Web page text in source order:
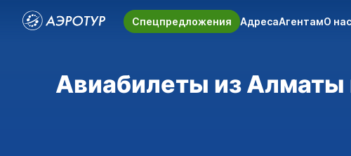
Спецпредложения АдресаАгентамО нас
Авиабилеты из